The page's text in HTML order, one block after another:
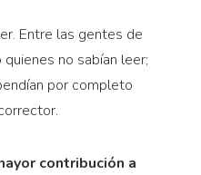
Entre las gentes de
no sabían leer;
por completo
contribución a